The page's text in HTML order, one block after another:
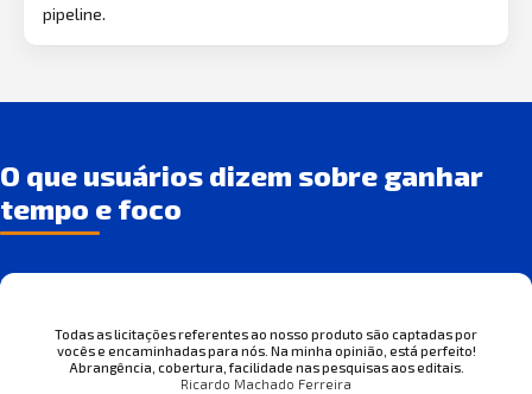
pipeline.
O que usuários dizem sobre ganhar
tempo e foco
Todas as licitações referentes ao nosso produto são captadas por
vocês e encaminhadas para nós. Na minha opinião, está perfeito!
Abrangência, cobertura, facilidade nas pesquisas aos editais.
Ricardo Machado Ferreira